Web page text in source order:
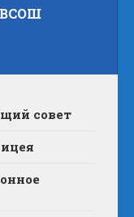
ВСОШ
совет